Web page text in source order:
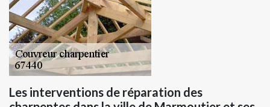
Les interventions de réparation des